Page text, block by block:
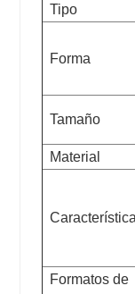
Tipo
Forma
Tamaño
Material
Característica
Formatos de